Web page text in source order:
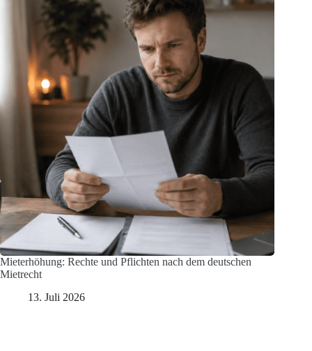
Mieterhöhung: Rechte und Pflichten nach dem deutschen
Mietrecht
13. Juli 2026